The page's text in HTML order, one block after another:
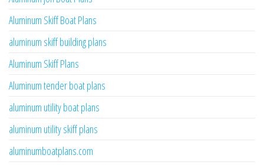
Aluminum Skiff Boat Plans
aluminum skiff building plans
Aluminum Skiff Plans
Aluminum tender boat plans
aluminum utility boat plans
aluminum utility skiff plans
aluminumboatplans.com